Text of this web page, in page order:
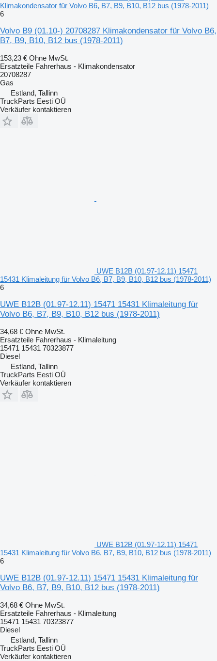
Klimakondensator für Volvo B6, B7, B9, B10, B12 bus (1978-2011)
6
Volvo B9 (01.10-) 20708287 Klimakondensator für Volvo B6,
B7, B9, B10, B12 bus (1978-2011)
153,23 € Ohne MwSt.
Ersatzteile Fahrerhaus - Klimakondensator
20708287
Gas
Estland, Tallinn
TruckParts Eesti OÜ
Verkäufer kontaktieren
UWE B12B (01.97-12.11) 15471
15431 Klimaleitung für Volvo B6, B7, B9, B10, B12 bus (1978-2011)
6
UWE B12B (01.97-12.11) 15471 15431 Klimaleitung für
Volvo B6, B7, B9, B10, B12 bus (1978-2011)
34,68 € Ohne MwSt.
Ersatzteile Fahrerhaus - Klimaleitung
15471 15431 70323877
Diesel
Estland, Tallinn
TruckParts Eesti OÜ
Verkäufer kontaktieren
UWE B12B (01.97-12.11) 15471
15431 Klimaleitung für Volvo B6, B7, B9, B10, B12 bus (1978-2011)
6
UWE B12B (01.97-12.11) 15471 15431 Klimaleitung für
Volvo B6, B7, B9, B10, B12 bus (1978-2011)
34,68 € Ohne MwSt.
Ersatzteile Fahrerhaus - Klimaleitung
15471 15431 70323877
Diesel
Estland, Tallinn
TruckParts Eesti OÜ
Verkäufer kontaktieren